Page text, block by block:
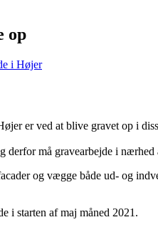
op
i Højer
er ved at blive gravet op i
derfor må gravearbejde i nærhed
og vægge både ud- og
i starten af maj måned 2021.